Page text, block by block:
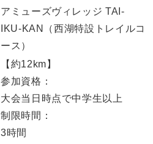
アミューズヴィレッジ TAI-
IKU-KAN（西湖特設トレイルコ
ース）
【約12km】
参加資格：
大会当日時点で中学生以上
制限時間：
3時間